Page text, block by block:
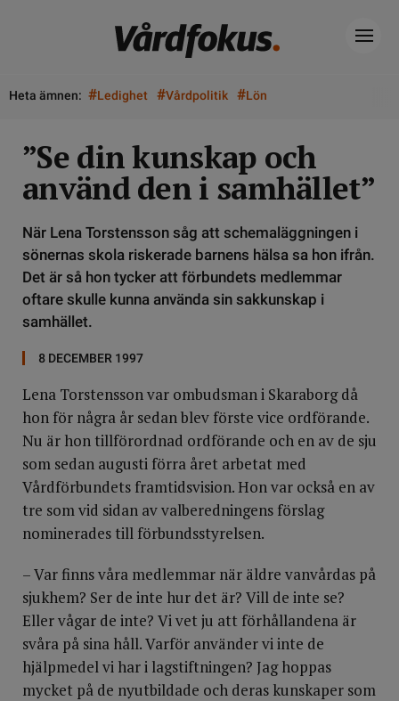
Heta ämnen: #Ledighet #Vårdpolitik #Lön
”Se din kunskap och
använd den i samhället”
När Lena Torstensson såg att schemaläggningen i
sönernas skola riskerade barnens hälsa sa hon ifrån.
Det är så hon tycker att förbundets medlemmar
oftare skulle kunna använda sin sakkunskap i
samhället.
8 DECEMBER 1997
Lena Torstensson var ombudsman i Skaraborg då
hon för några år sedan blev förste vice ordförande.
Nu är hon tillförordnad ordförande och en av de sju
som sedan augusti förra året arbetat med
Vårdförbundets framtidsvision. Hon var också en av
tre som vid sidan av valberedningens förslag
nominerades till förbundsstyrelsen.
– Var finns våra medlemmar när äldre vanvårdas på
sjukhem? Ser de inte hur det är? Vill de inte se?
Eller vågar de inte? Vi vet ju att förhållandena är
svåra på sina håll. Varför använder vi inte de
hjälpmedel vi har i lagstiftningen? Jag hoppas
mycket på de nyutbildade och deras kunskaper som